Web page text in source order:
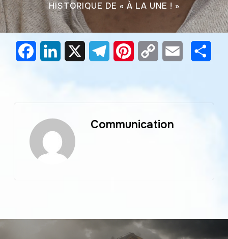
HISTORIQUE DE « À LA UNE ! »
FacebookLinkedIn TelegramPinterestCopy Email
Communication